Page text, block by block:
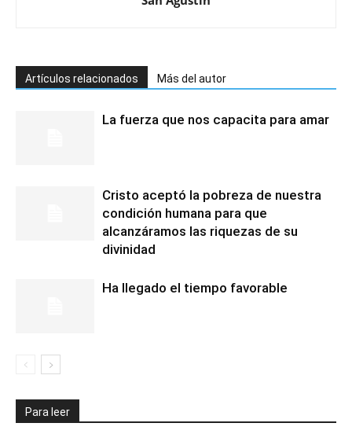
Artículos relacionados Más del autor
La fuerza que nos capacita para amar
Cristo aceptó la pobreza de nuestra
condición humana para que
alcanzáramos las riquezas de su
divinidad
Ha llegado el tiempo favorable
Para leer